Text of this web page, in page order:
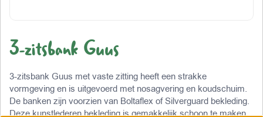
3-zitsbank Guus
3-zitsbank Guus met vaste zitting heeft een strakke
vormgeving en is uitgevoerd met nosagvering en koudschuim.
De banken zijn voorzien van Boltaflex of Silverguard bekleding.
Deze kunstlederen bekleding is gemakkelijk schoon te maken,